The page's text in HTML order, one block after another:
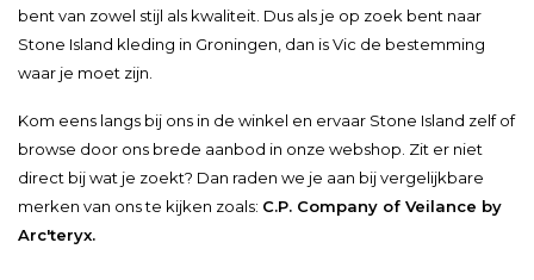
bent van zowel stijl als kwaliteit. Dus als je op zoek bent naar
Stone Island kleding in Groningen, dan is Vic de bestemming
waar je moet zijn.
Kom eens langs bij ons in de winkel en ervaar Stone Island zelf of
browse door ons brede aanbod in onze webshop. Zit er niet
direct bij wat je zoekt? Dan raden we je aan bij vergelijkbare
merken van ons te kijken zoals: C.P. Company of Veilance by
Arc'teryx.